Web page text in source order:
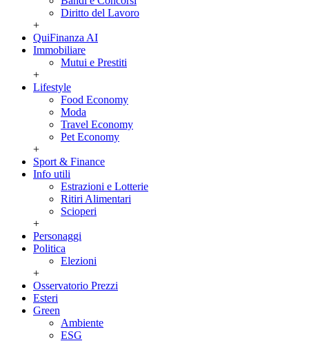
Diritto del Lavoro
+
QuiFinanza AI
Immobiliare
Mutui e Prestiti
+
Lifestyle
Food Economy
Moda
Travel Economy
Pet Economy
+
Sport & Finance
Info utili
Estrazioni e Lotterie
Ritiri Alimentari
Scioperi
+
Personaggi
Politica
Elezioni
+
Osservatorio Prezzi
Esteri
Green
Ambiente
ESG